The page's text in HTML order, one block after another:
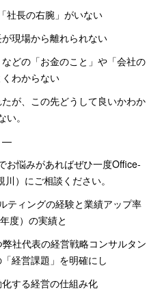
社長の右腕」がいない
現場から離れられない
どの「お金のこと」や「会社の
わからない
が、この先どうして良いかわか
い。
—
お悩みがあればぜひ一度Office-
）にご相談ください。
ティングの経験と業績アップ率
年度）の実績と
社代表の経営戦略コンサルタン
経営課題」を明確にし
化する経営の仕組み化